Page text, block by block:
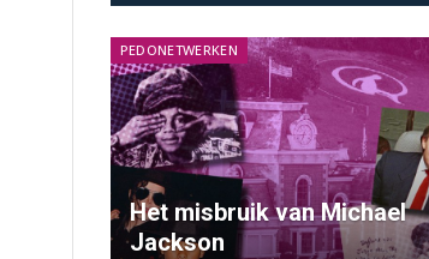
PEDONETWERKEN
Het misbruik van Michael
Jackson